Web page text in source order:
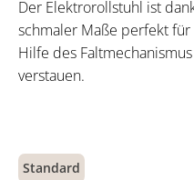
Der Elektrorollstuhl ist
schmaler Maße perfekt
Hilfe des
verstauen.
Standard